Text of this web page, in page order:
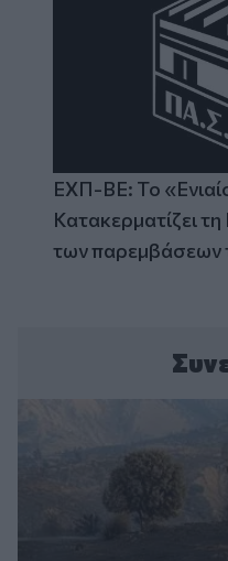
ΕΧΠ-ΒΕ: Το
Κατακερματίζει
των